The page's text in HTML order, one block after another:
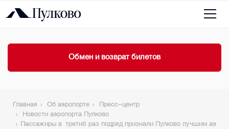
Обмен и возврат билетов
Главная Об аэропорте
Пресс-центр
Новости аэропорта Пулково
Пассажиры в третий раз подряд признали Пулково лучшим